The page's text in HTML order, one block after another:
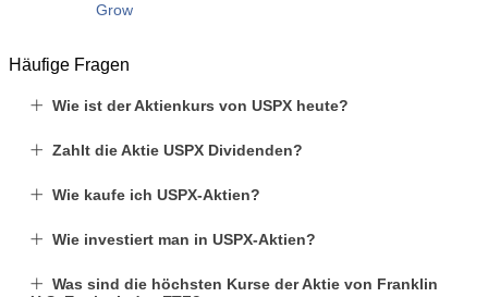
Grow
Häufige Fragen
Wie ist der Aktienkurs von USPX heute?
Zahlt die Aktie USPX Dividenden?
Wie kaufe ich USPX-Aktien?
Wie investiert man in USPX-Aktien?
Was sind die höchsten Kurse der Aktie von Franklin